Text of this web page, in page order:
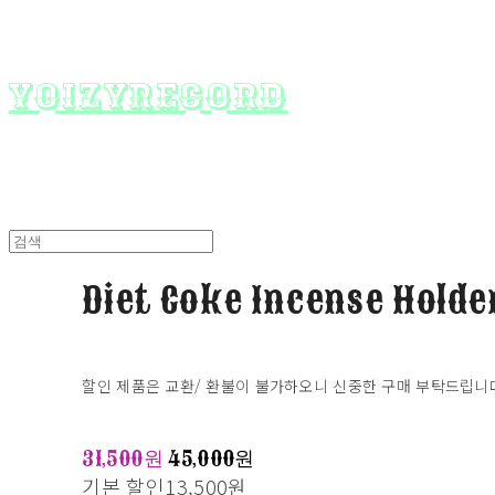
yoizyrecord
Diet Coke Incense
할인 제품은 교환/ 환불이 불가하오니 신중한 구매 부탁드립니
31,500원45,000원
기본 할인13,500원